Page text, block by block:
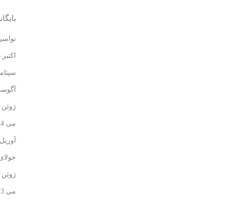
نوامبر 2024
اکتبر 2024
سپتامبر
آگوست
ژوئن 2024
می 2024
آوریل 2024
جولای
ژوئن 2023
می 2023